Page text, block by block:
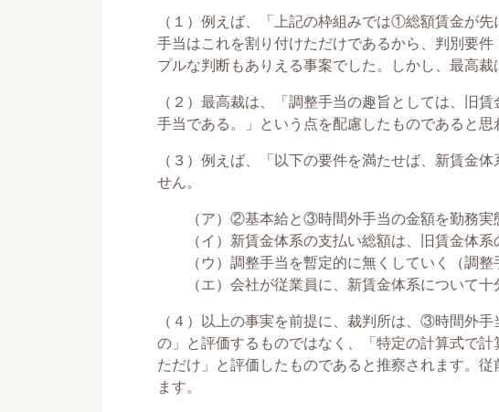
（１）例えば、「上記の枠組みでは①総額賃金
手当はこれを割り付けただけであるから、判別要
プルな判断もありえる事案でした。しかし、最高裁
（２）最高裁は、「調整手当の趣旨としては、旧
手当である。」という点を配慮したものであると思
（３）例えば、「以下の要件を満たせば、新賃金
せん。
（ア）②基本給と③時間外手当の金額を勤務実態
（イ）新賃金体系の支払い総額は、旧賃金体系
（ウ）調整手当を暫定的に無くしていく（調整
（エ）会社が従業員に、新賃金体系について十
（４）以上の事実を前提に、裁判所は、③時間外
の」と評価するものではなく、「特定の計算式で
ただけ」と評価したものであると推察されます。
ます。